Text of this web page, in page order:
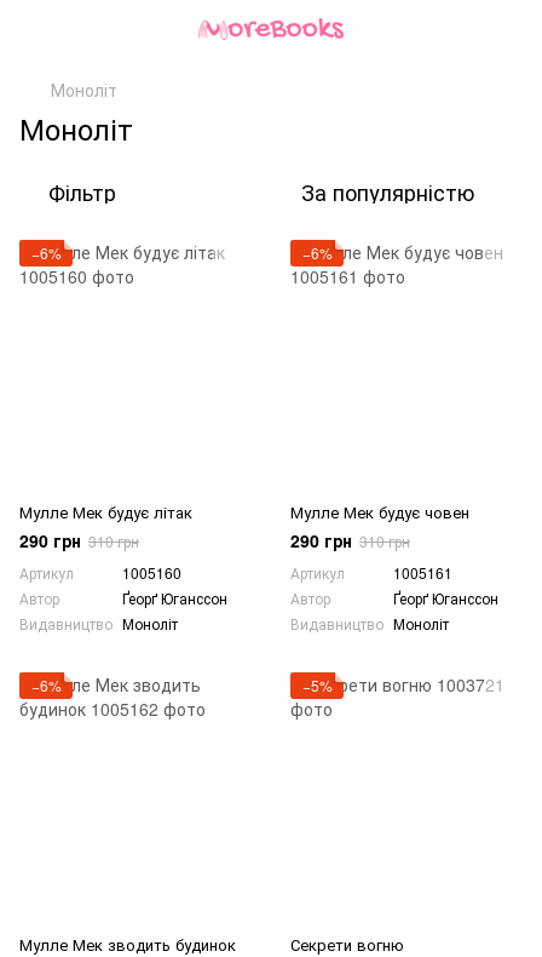
Моноліт
Моноліт
Фільтр За популярністю
−6%
Мулле Мек будує літак
290 грн 310 грн
Артикул
1005160
Автор
Ґеорґ Юганссон
Видавництво Моноліт
−6%
Мулле Мек будує човен
290 грн 310 грн
Артикул
1005161
Автор
Ґеорґ Юганссон
Видавництво Моноліт
−6%
Мулле Мек зводить будинок
−5%
Секрети вогню